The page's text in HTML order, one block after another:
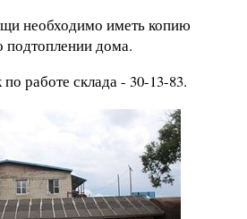
необходимо иметь копию
подтоплении дома.
работе склада - 30-13-83.